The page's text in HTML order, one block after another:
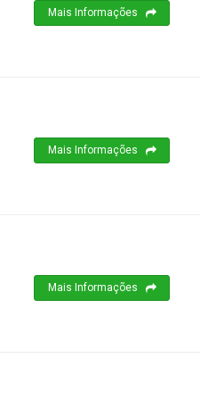
Mais Informações
Mais Informações
Mais Informações